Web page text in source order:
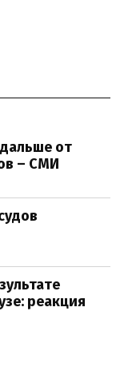
от
– СМИ
реакция